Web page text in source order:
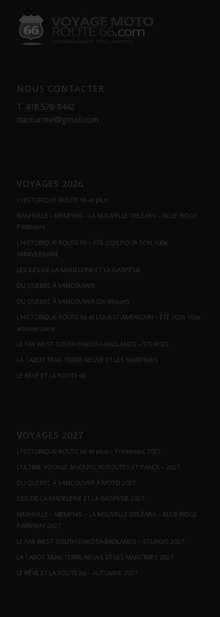
NOUS CONTACTER
T. 418 576-8442
danturmel@gmail.com
VOYAGES 2026
L’HISTORIQUE ROUTE 66 et plus
NASHVILLE – MEMPHIS – LA NOUVELLE ORLÉANS – BLUE RIDGE
PARKWAY
L’HISTORIQUE ROUTE 66 – ÉTÉ 2026 POUR SON 100e
ANNIVERSAIRE
LES ILES-DE-LA-MADELEINE ET LA GASPÉSIE
DU QUEBEC À VANCOUVER
DU QUEBEC À VANCOUVER (2e départ)
L’HISTORIQUE ROUTE 66 et L’OUEST AMÉRICAIN – ÉTÉ 2026 100e
anniversaire
LE FAR WEST-SOUTH DAKOTA-BADLANDS – STURGIS
LA CABOT TRAIL-TERRE-NEUVE ET LES MARITIMES
LE RÊVE ET LA ROUTE 66
VOYAGES 2027
L’HISTORIQUE ROUTE 66 et plus – Printemps 2027
L’ULTIME VOYAGE 40 JOURS 40 ROUTES ET PARCS – 2027
DU QUEBEC À VANCOUVER À MOTO 2027
ILES-DE-LA-MADELEINE ET LA GASPÉSIE 2027
NASHVILLE – MEMPHIS – LA NOUVELLE ORLÉANS – BLUE RIDGE
PARKWAY 2027
LE FAR WEST-SOUTH DAKOTA-BADLANDS – STURGIS 2027
LA CABOT TRAIL-TERRE-NEUVE ET LES MARITIMES 2027
LE RÊVE ET LA ROUTE 66 – AUTOMNE 2027